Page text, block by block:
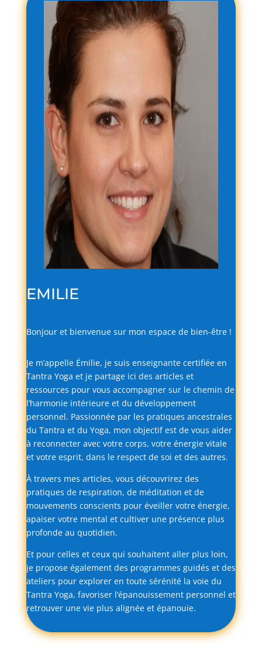
EMILIE
Bonjour et bienvenue sur mon espace de bien-être !
Je m’appelle Émilie, je suis enseignante certifiée en
Tantra Yoga et je partage ici des articles et
ressources pour vous accompagner sur le chemin de
l’harmonie intérieure et du développement
personnel. Passionnée par les pratiques ancestrales
du Tantra et du Yoga, mon objectifest de vous aider
à reconnecter avec votre corps, votre énergie vitale
et votre esprit, dans le respect de soi et des autres.
À travers mes articles, vous découvrirez des
pratiques de respiration, de méditation et de
mouvements conscients pour éveiller votre énergie,
apaiser votre mental et cultiver une présence plus
profonde au quotidien.
Et pour celles et ceux qui souhaitent aller plus loin,
je propose également des programmes guidés et des
ateliers pour explorer en toute sérénité la voie du
Tantra Yoga, favoriser l’épanouissement personnel et
retrouver une vie plus alignée et épanouie.